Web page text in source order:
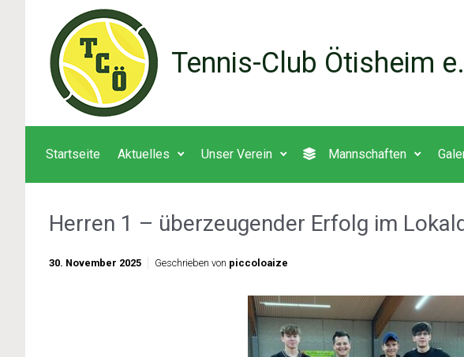
Zum Hauptinhalt springen
Tennis-Club Ötisheim
Startseite Aktuelles Unser Verein Mannschaften
Herren 1 – überzeugender Erfolg im
30. November 2025 Geschrieben von piccoloaize